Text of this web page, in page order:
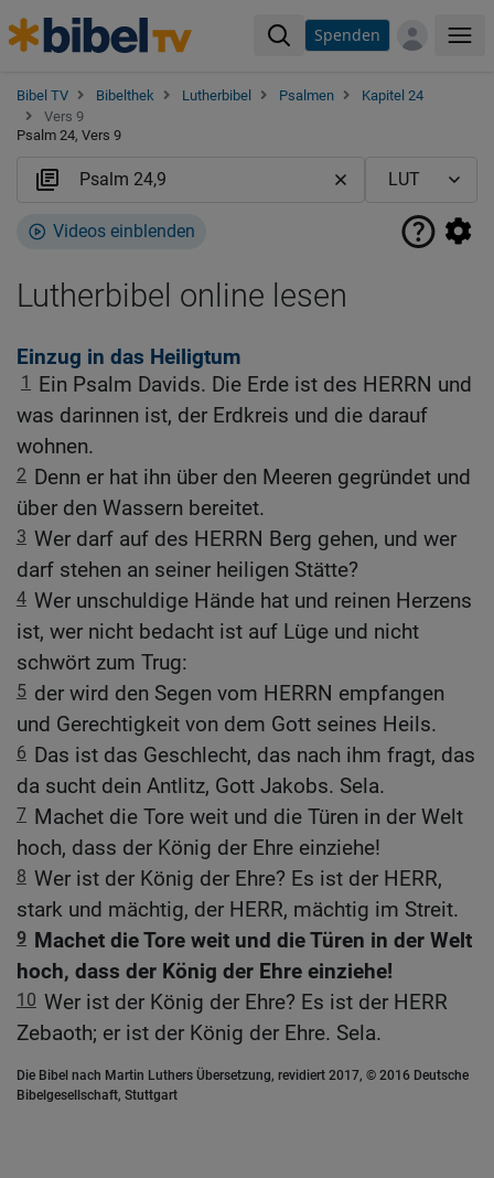
Spenden
Bibel TV Bibelthek Lutherbibel Psalmen
Kapitel 24
Vers 9
Psalm 24, Vers 9
Videos einblenden
Lutherbibel online lesen
Einzug in das Heiligtum
1
Ein Psalm Davids. Die Erde ist des HERRN und
was darinnen ist, der Erdkreis und die darauf
wohnen.
2 Denn er hat ihn über den Meeren gegründet und
über den Wassern bereitet.
3 Wer darf auf des HERRN Berg gehen, und wer
darf stehen an seiner heiligen Stätte?
4 Wer unschuldige Hände hat und reinen Herzens
ist, wer nicht bedacht ist auf Lüge und nicht
schwört zum Trug:
5 der wird den Segen vom HERRN empfangen
und Gerechtigkeit von dem Gott seines Heils.
6 Das ist das Geschlecht, das nach ihm fragt, das
da sucht dein Antlitz, Gott Jakobs. Sela.
7 Machet die Tore weit und die Türen in der Welt
hoch, dass der König der Ehre einziehe!
8 Wer ist der König der Ehre? Es ist der HERR,
stark und mächtig, der HERR, mächtig im Streit.
9 Machet die Tore weit und die Türen in der Welt
hoch, dass der König der Ehre einziehe!
10 Wer ist der König der Ehre? Es ist der HERR
Zebaoth; er ist der König der Ehre. Sela.
Die Bibel nach Martin Luthers Übersetzung, revidiert 2017, © 2016 Deutsche
Bibelgesellschaft, Stuttgart